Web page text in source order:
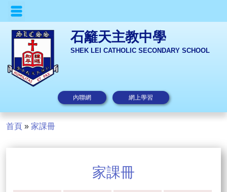
石籬天主教中學
SHEK LEI CATHOLIC SECONDARY SCHOOL
內聯網 網上學習
首頁 » 家課冊
家課冊